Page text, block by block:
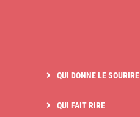
QUI DONNE LE SOURIRE
QUI FAIT RIRE